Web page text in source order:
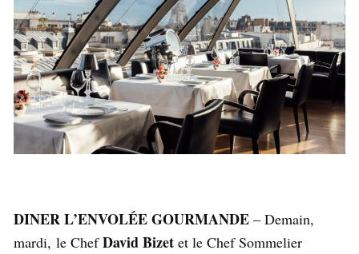
DINER L’ENVOLÉE GOURMANDE – Demain,
mardi, le ChefDavid Bizet et le Chef Sommelier